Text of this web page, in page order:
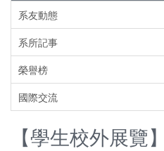
系友動態
系所記事
榮譽榜
國際交流
【學生校外展覽